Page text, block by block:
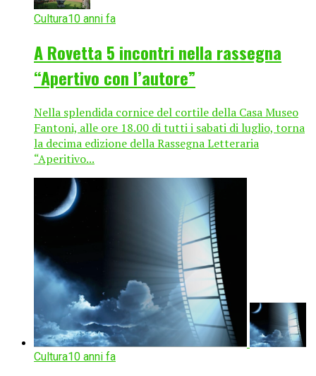
Cultura10 anni fa
A Rovetta 5 incontri nella rassegna
“Apertivo con l’autore”
Nella splendida cornice del cortile della Casa Museo
Fantoni, alle ore 18.00 di tutti i sabati di luglio, torna
la decima edizione della Rassegna Letteraria
“Aperitivo...
Cultura10 anni fa